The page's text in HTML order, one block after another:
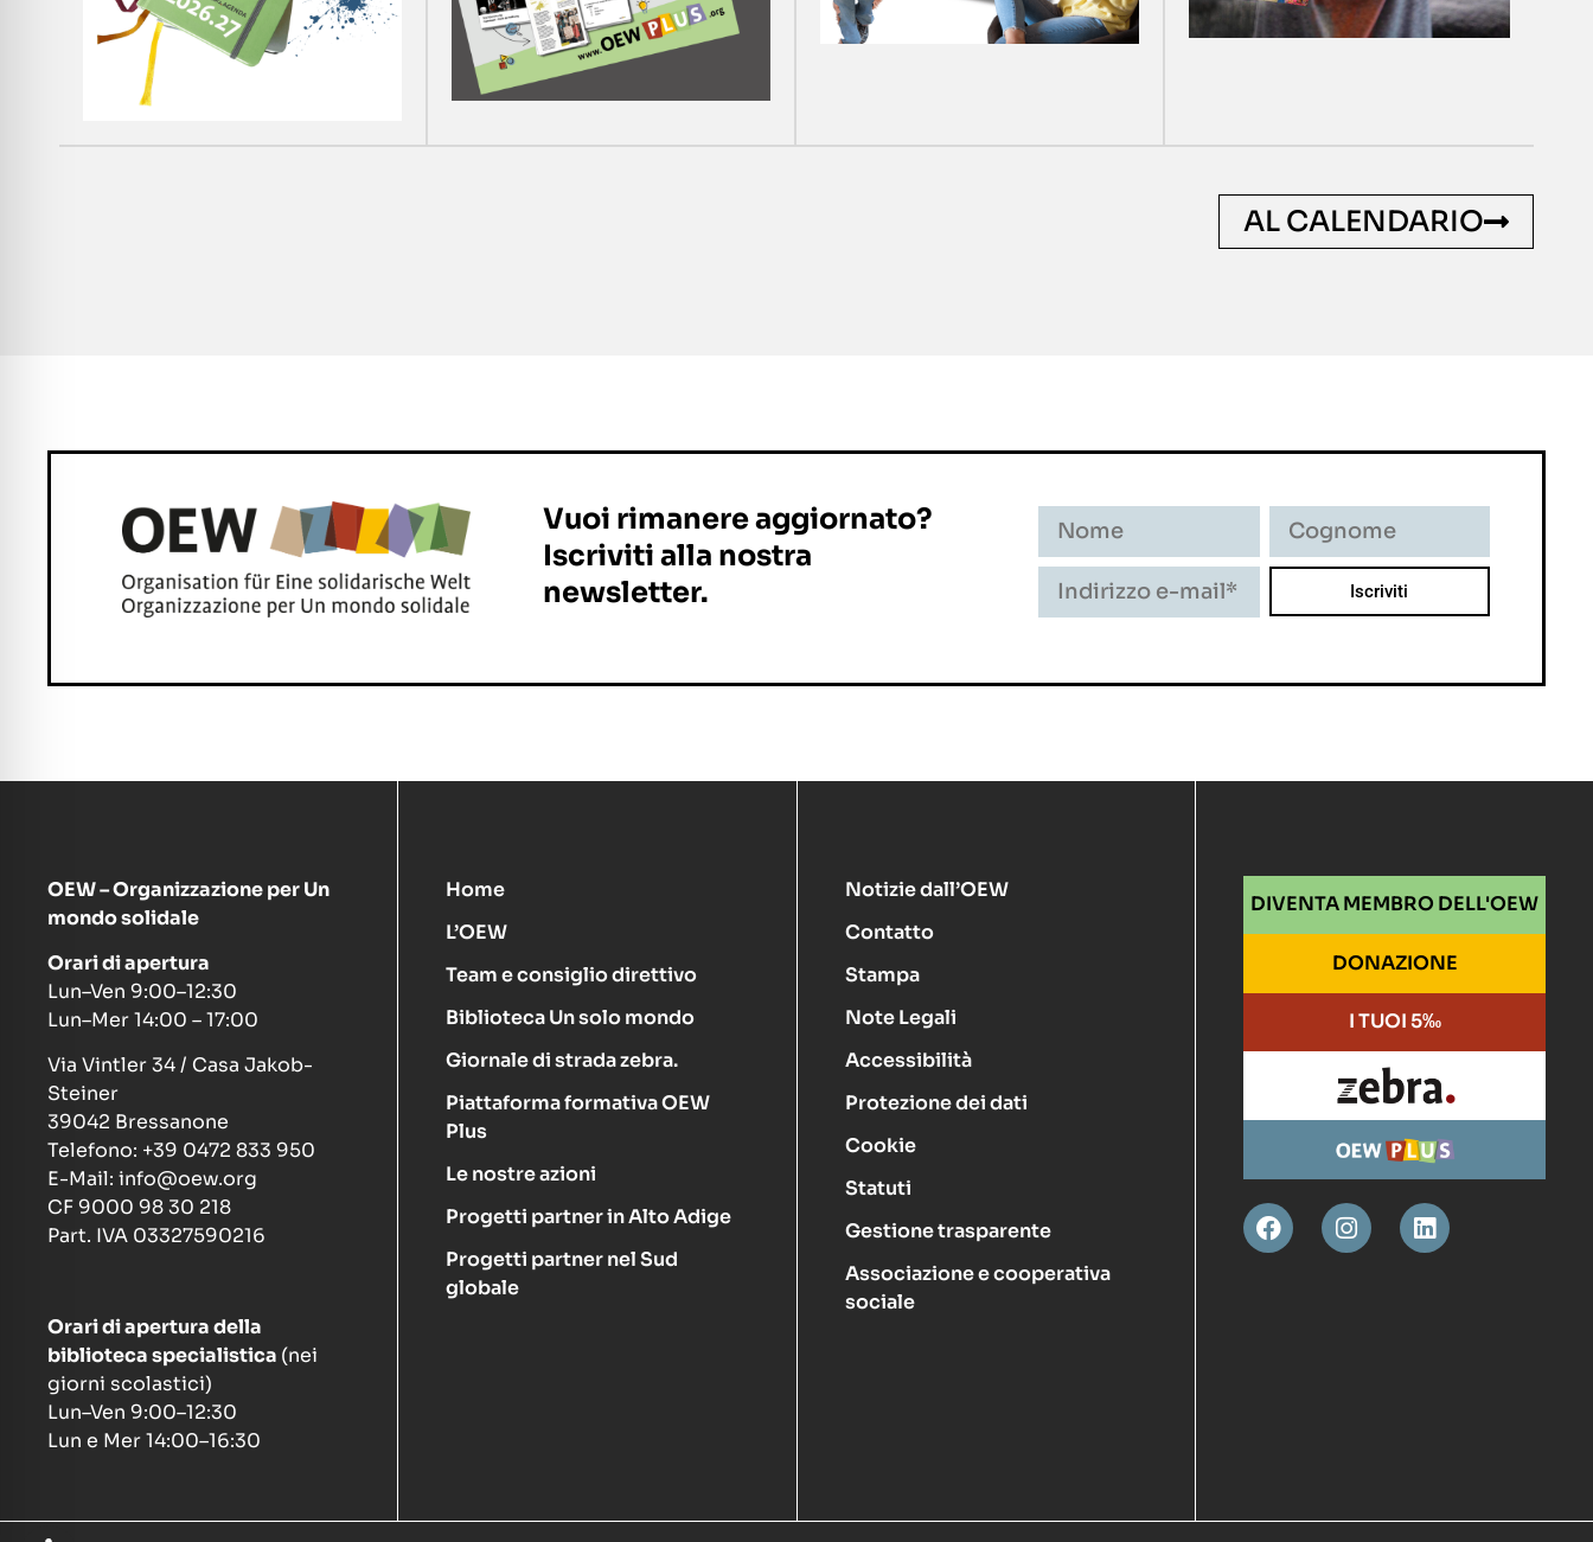
AL CALENDARIO
Vuoi rimanere aggiornato?
Iscriviti alla nostra
newsletter.
OEW – Organizzazione per Un
mondo solidale
Orari di apertura
Lun–Ven 9:00–12:30
Lun–Mer 14:00 – 17:00
Via Vintler 34 / Casa Jakob-
Steiner
39042 Bressanone
Telefono: +39 0472 833 950
E-Mail: info@oew.org
CF 9000 98 30 218
Part. IVA 03327590216
Orari di apertura della
biblioteca specialistica (nei
giorni scolastici)
Lun–Ven 9:00–12:30
Lun e Mer 14:00–16:30
Home
L’OEW
Team e consiglio direttivo
Biblioteca Un solo mondo
Giornale di strada zebra.
Piattaforma formativa OEW
Plus
Le nostre azioni
Progetti partner in Alto Adige
Progetti partner nel Sud
globale
Notizie dall’OEW
Contatto
Stampa
Note Legali
Accessibilità
Protezione dei dati
Cookie
Statuti
Gestione trasparente
Associazione e cooperativa
sociale
DIVENTA MEMBRO DELL'OEW
DONAZIONE
I TUOI 5‰